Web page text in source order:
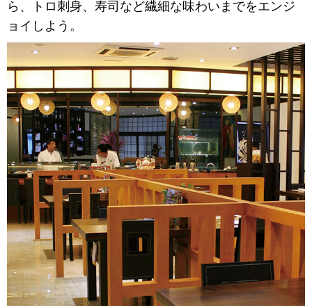
ら、トロ刺身、寿司など繊細な味わいまでをエンジ
ョイしよう。